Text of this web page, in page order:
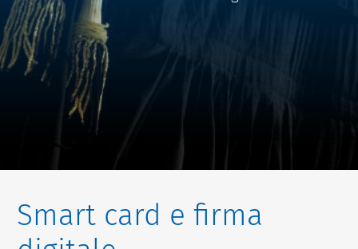
Smart card e firma